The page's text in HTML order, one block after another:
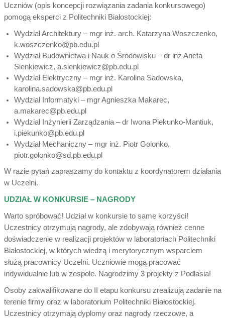
Uczniów (opis koncepcji rozwiązania zadania konkursowego)
pomogą eksperci z Politechniki Białostockiej:
Wydział Architektury – mgr inż. arch. Katarzyna Woszczenko,
k.woszczenko@pb.edu.pl
Wydział Budownictwa i Nauk o Środowisku – dr inż Aneta
Sienkiewicz, a.sienkiewicz@pb.edu.pl
Wydział Elektryczny – mgr inż. Karolina Sadowska,
karolina.sadowska@pb.edu.pl
Wydział Informatyki – mgr Agnieszka Makarec,
a.makarec@pb.edu.pl
Wydział Inżynierii Zarządzania – dr Iwona Piekunko-Mantiuk,
i.piekunko@pb.edu.pl
Wydział Mechaniczny – mgr inż. Piotr Golonko,
piotr.golonko@sd.pb.edu.pl
W razie pytań zapraszamy do kontaktu z koordynatorem działania
w Uczelni.
UDZIAŁ W KONKURSIE – NAGRODY
Warto spróbować! Udział w konkursie to same korzyści!
Uczestnicy otrzymują nagrody, ale zdobywają również cenne
doświadczenie w realizacji projektów w laboratoriach Politechniki
Białostockiej, w których wiedzą i merytorycznym wsparciem
służą pracownicy Uczelni. Uczniowie mogą pracować
indywidualnie lub w zespole. Nagrodzimy 3 projekty z Podlasia!
Osoby zakwalifikowane do II etapu konkursu zrealizują zadanie na
terenie firmy oraz w laboratorium Politechniki Białostockiej.
Uczestnicy otrzymają dyplomy oraz nagrody rzeczowe, a